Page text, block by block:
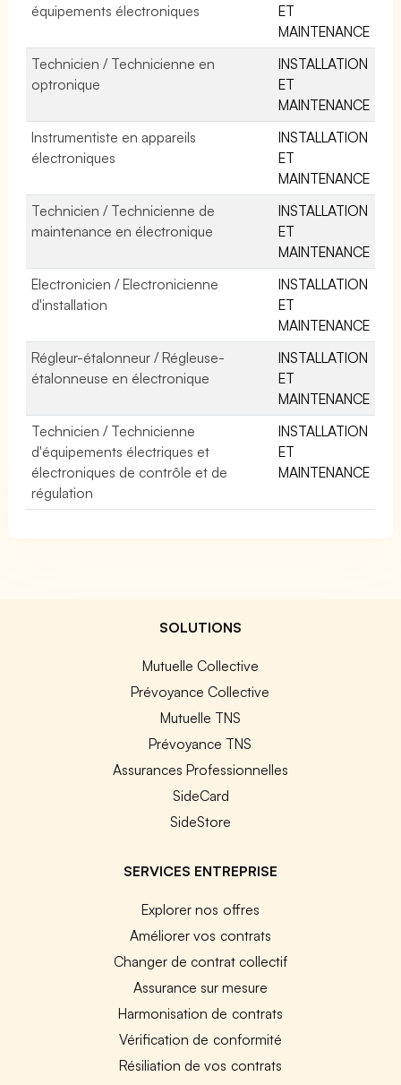
équipements électroniques
ET
MAINTENANCE
Technicien / Technicienne en
optronique
INSTALLATION
ET
MAINTENANCE
Instrumentiste en appareils
électroniques
INSTALLATION
ET
MAINTENANCE
Technicien / Technicienne de
maintenance en électronique
INSTALLATION
ET
MAINTENANCE
Electronicien / Electronicienne
d'installation
INSTALLATION
ET
MAINTENANCE
Régleur-étalonneur / Régleuse-
étalonneuse en électronique
INSTALLATION
ET
MAINTENANCE
Technicien / Technicienne
d'équipements électriques et
électroniques de contrôle et de
régulation
INSTALLATION
ET
MAINTENANCE
SOLUTIONS
Mutuelle Collective
Prévoyance Collective
Mutuelle TNS
Prévoyance TNS
Assurances Professionnelles
SideCard
SideStore
SERVICES ENTREPRISE
Explorer nos offres
Améliorer vos contrats
Changer de contrat collectif
Assurance sur mesure
Harmonisation de contrats
Vérification de conformité
Résiliation de vos contrats